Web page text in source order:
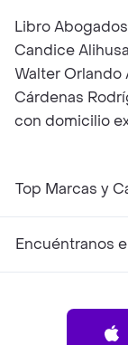
Libro
Candice
Walter Orlando
Cárdenas
con domicilio
Top Marcas y
Encuéntranos